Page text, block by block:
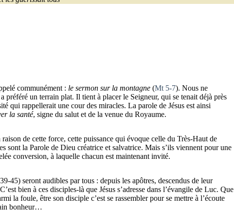
communément : le sermon sur la montagne (Mt 5-7). Nous ne
un terrain plat. Il tient à placer le Seigneur, qui se tenait déjà près
qui rappellerait une cour des miracles. La parole de Jésus est ainsi
la santé, signe du salut et de la venue du Royaume.
raison de cette force, cette puissance qui évoque celle du Très-Haut de
sont la Parole de Dieu créatrice et salvatrice. Mais s’ils viennent pour une
conversion, à laquelle chacun est maintenant invité.
45) seront audibles par tous : depuis les apôtres, descendus de leur
bien à ces disciples-là que Jésus s’adresse dans l’évangile de Luc. Que
la foule, être son disciple c’est se rassembler pour se mettre à l’écoute
bonheur…